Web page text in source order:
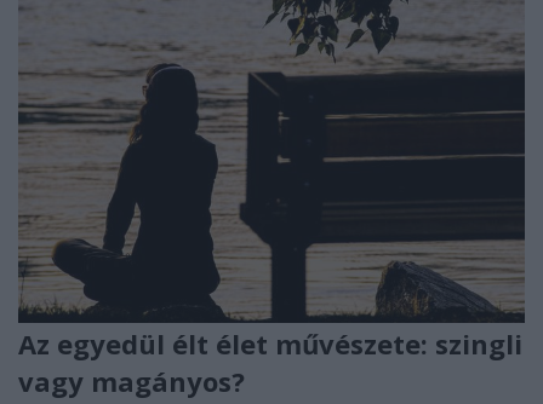
Az egyedül élt élet művészete: szingli
vagy magányos?